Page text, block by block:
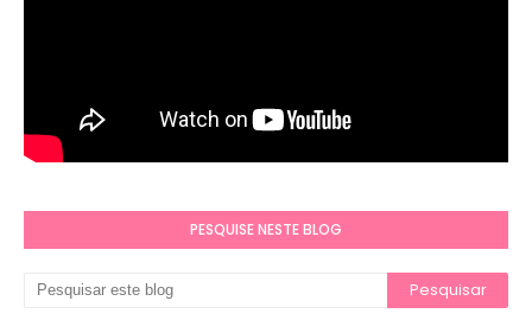
PESQUISE NESTE BLOG